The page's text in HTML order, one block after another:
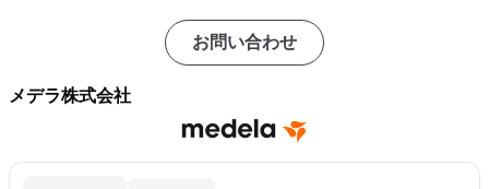
お問い合わせ
メデラ株式会社